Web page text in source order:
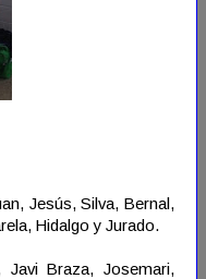
Jesús, Silva, Bernal,
Hidalgo y Jurado.
Braza, Josemari,